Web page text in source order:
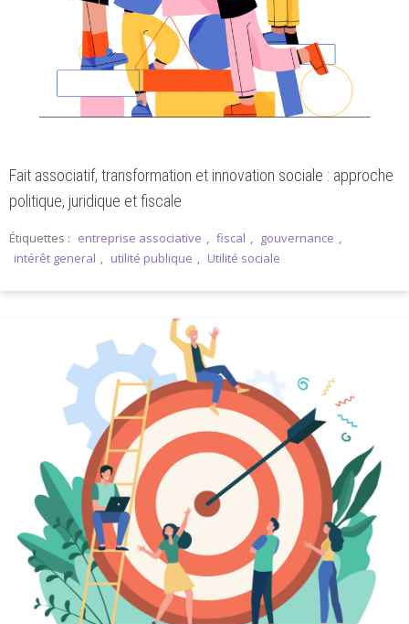
Fait associatif, transformation et innovation sociale : approche
politique, juridique et fiscale
Étiquettes : entreprise associative , fiscal , gouvernance ,
intérêt general , utilité publique , Utilité sociale